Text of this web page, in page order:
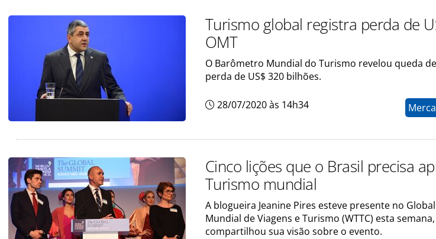
Turismo global registra perda de
OMT
O Barômetro Mundial do Turismo revelou queda
perda de US$ 320 bilhões.
28/07/2020 às 14h34
Cinco lições que o Brasil precisa
Turismo mundial
A blogueira Jeanine Pires esteve presente no
Mundial de Viagens e Turismo (WTTC) esta
compartilhou sua visão sobre o evento.